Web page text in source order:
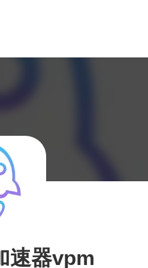
速器vpm